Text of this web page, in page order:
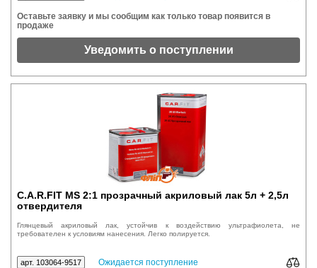
Оставьте заявку и мы сообщим как только товар появится в
продаже
Уведомить о поступлении
C.A.R.FIT MS 2:1 прозрачный акриловый лак 5л + 2,5л
отвердителя
Глянцевый акриловый лак, устойчив к воздействию ультрафиолета, не
требователен к условиям нанесения. Легко полируется.
арт. 103064-9517 Ожидается поступление